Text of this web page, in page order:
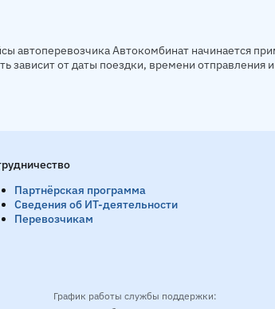
автоперевозчика Автокомбинат начинается
зависит от даты поездки, времени отправления
Партнёрская программа
Сведения об ИТ-деятельности
Перевозчикам
График работы службы поддержки: